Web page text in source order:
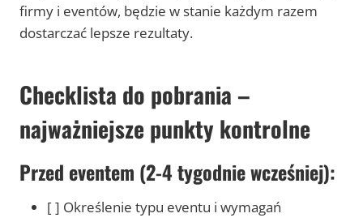
firmy i eventów, będzie w stanie każdym razem
dostarczać lepsze rezultaty.
Checklista do pobrania –
najważniejsze punkty kontrolne
Przed eventem (2-4 tygodnie wcześniej):
[ ] Określenie typu eventu i wymagań